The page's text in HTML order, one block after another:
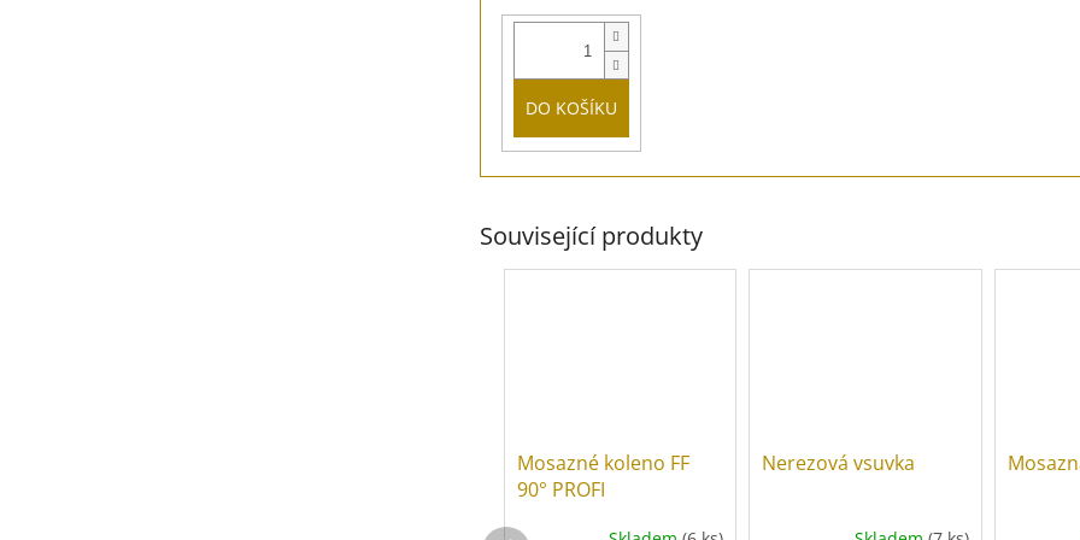
DO KOŠÍKU
Související produkty
Mosazné koleno FF
90° PROFI
Nerezová vsuvka